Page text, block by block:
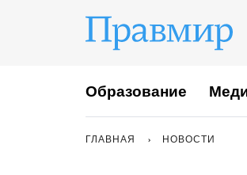
Образование
ГЛАВНАЯ НОВОСТИ